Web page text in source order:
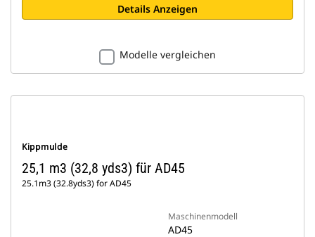
Details Anzeigen
Modelle vergleichen
Kippmulde
25,1 m3 (32,8 yds3) für AD45
25.1m3 (32.8yds3) for AD45
Maschinenmodell
AD45